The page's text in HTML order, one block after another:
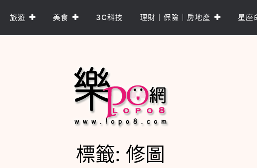
旅遊 美食 3C科技 理財｜保險｜房地產 星座
標籤: 修圖